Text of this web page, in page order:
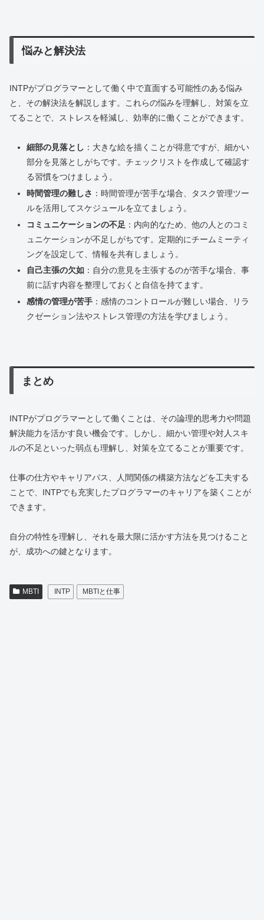
悩みと解決法
INTPがプログラマーとして働く中で直面する可能性のある悩み
と、その解決法を解説します。これらの悩みを理解し、対策を立
てることで、ストレスを軽減し、効率的に働くことができます。
細部の見落とし ：大きな絵を描くことが得意ですが、細かい
部分を見落としがちです。チェックリストを作成して確認す
る習慣をつけましょう。
時間管理の難しさ ：時間管理が苦手な場合、タスク管理ツー
ルを活用してスケジュールを立てましょう。
コミュニケーションの不足 ：内向的なため、他の人とのコミ
ュニケーションが不足しがちです。定期的にチームミーティ
ングを設定して、情報を共有しましょう。
自己主張の欠如：自分の意見を主張するのが苦手な場合、事
前に話す内容を整理しておくと自信を持てます。
感情の管理が苦手：感情のコントロールが難しい場合、リラ
クゼーション法やストレス管理の方法を学びましょう。
まとめ
INTPがプログラマーとして働くことは、その論理的思考力や問題
解決能力を活かす良い機会です。しかし、細かい管理や対人スキ
ルの不足といった弱点も理解し、対策を立てることが重要です。
仕事の仕方やキャリアパス、人間関係の構築方法などを工夫する
ことで、INTPでも充実したプログラマーのキャリアを築くことが
できます。
自分の特性を理解し、それを最大限に活かす方法を見つけること
が、成功への鍵となります。
MBTI INTP MBTIと仕事